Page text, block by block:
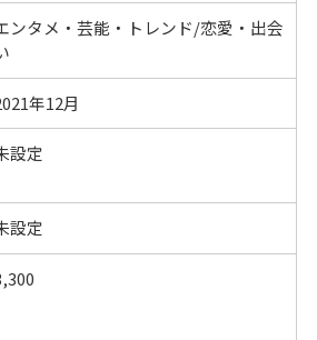
ンタメ・芸能・トレンド/恋愛・出会
年12月
設定
設定